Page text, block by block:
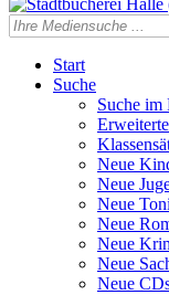
Start
Suche
Suche im
Neue
Neue
Neue
Neue
Neue
Neue
Neue